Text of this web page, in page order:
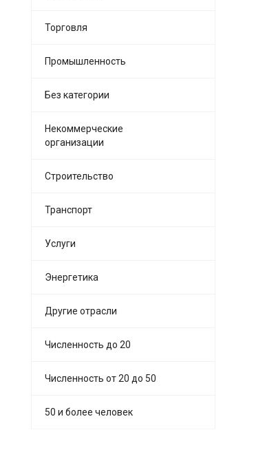
Торговля
Промышленность
Без категории
Некоммерческие
организации
Строительство
Транспорт
Услуги
Энергетика
Другие отрасли
Численность до 20
Численность от 20 до 50
50 и более человек